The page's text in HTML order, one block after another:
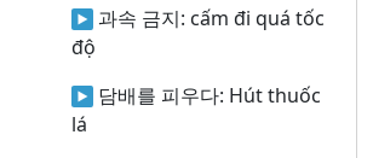
과속 금지: cấm đi quá tốc
độ
담배를 피우다: Hút thuốc
lá